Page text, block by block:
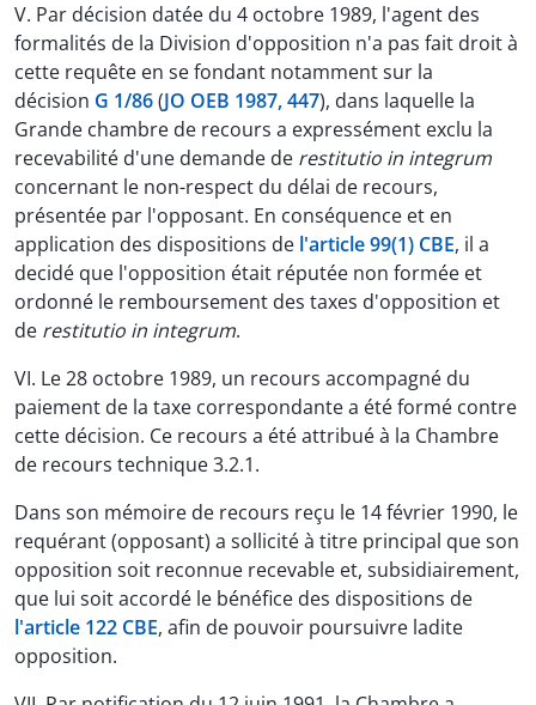
V. Par décision datée du 4 octobre 1989, l'agent des
formalités de la Division d'opposition n'a pas fait droit à
cette requête en se fondant notamment sur la
décision G 1/86(JO OEB 1987, 447), dans laquelle la
Grande chambre de recours a expressément exclu la
recevabilité d'une demande de restitutio in integrum
concernant le non-respect du délai de recours,
présentée par l'opposant. En conséquence et en
application des dispositions de l'article 99(1) CBE, il a
decidé que l'opposition était réputée non formée et
ordonné le remboursement des taxes d'opposition et
de restitutio in integrum.
VI. Le 28 octobre 1989, un recours accompagné du
paiement de la taxe correspondante a été formé contre
cette décision. Ce recours a été attribué à la Chambre
de recours technique 3.2.1.
Dans son mémoire de recours reçu le 14 février 1990, le
requérant (opposant) a sollicité à titre principal que son
opposition soit reconnue recevable et, subsidiairement,
que lui soit accordé le bénéfice des dispositions de
l'article 122 CBE, afin de pouvoir poursuivre ladite
opposition.